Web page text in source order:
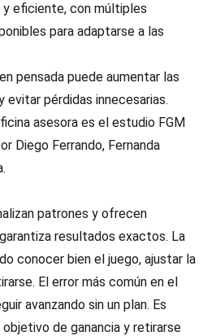
y eficiente, con múltiples
para adaptarse a las
pensada puede aumentar las
pérdidas innecesarias.
asesora es el estudio FGM
Diego Ferrando, Fernanda
patrones y ofrecen
resultados exactos. La
conocer bien el juego, ajustar la
El error más común en el
avanzando sin un plan. Es
de ganancia y retirarse